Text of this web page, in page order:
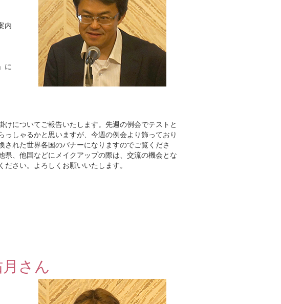
内
に
についてご報告いたします。先週の例会でテストと
っしゃるかと思いますが、今週の例会より飾っており
れた世界各国のバナーになりますのでご覧くださ
県、他国などにメイクアップの際は、交流の機会とな
さい。よろしくお願いいたします。
さん